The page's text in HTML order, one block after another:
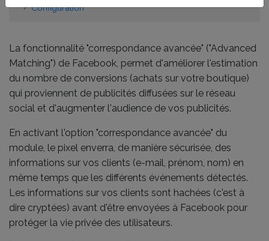
Configuration
La fonctionnalité "correspondance avancée" ("Advanced
Matching") de Facebook, permet d'améliorer l'estimation
du nombre de conversions (achats sur votre boutique)
qui proviennent de publicités diffusées sur le réseau
social et d'augmenter l'audience de vos publicités.
En activant l'option "correspondance avancée" du
module, le pixel enverra, de manière sécurisée, des
informations sur vos clients (e-mail, prénom, nom) en
même temps que les différents événements détectés.
Les informations sur vos clients sont hachées (c'est à
dire cryptées) avant d'être envoyées à Facebook pour
protéger la vie privée des utilisateurs.